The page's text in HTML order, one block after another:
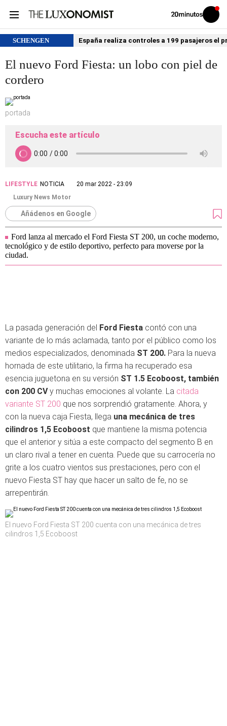
Volver
Iniciar
sesión
SCHENGEN España realiza controles a 199 pasajeros el
El nuevo Ford Fiesta: un lobo con piel de
cordero
portada
Escucha este artículo
LIFESTYLE NOTICIA
20 mar 2022 - 23:09
Luxury News Motor
Añádenos en Google
Ford lanza al mercado el Ford Fiesta ST 200, un coche moderno,
tecnológico y de estilo deportivo, perfecto para moverse por la
ciudad.
La pasada generación del Ford Fiesta contó con una
variante de lo más aclamada, tanto por el público como los
medios especializados, denominada ST 200. Para la nueva
hornada de este utilitario, la firma ha recuperado esa
esencia juguetona en su versión ST 1.5 Ecoboost, también
con 200 CVy muchas emociones al volante. La citada
variante ST 200 que nos sorprendió gratamente. Ahora, y
con la nueva caja Fiesta, llega una mecánica de tres
cilindros 1,5 Ecoboost que mantiene la misma potencia
que el anterior y sitúa a este compacto del segmento B en
un claro rival a tener en cuenta. Puede que su carrocería no
grite a los cuatro vientos sus prestaciones, pero con el
nuevo Fiesta ST hay que hacer un salto de fe, no se
arrepentirán.
El nuevo Ford Fiesta ST 200 cuenta con una mecánica de tres
cilindros 1,5 Ecoboost